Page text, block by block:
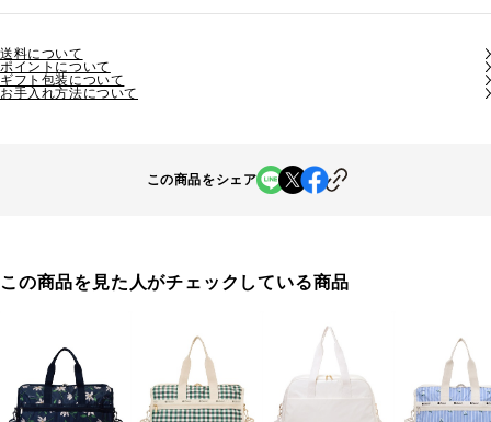
送料について
ポイントについて
ギフト包装について
お手入れ方法について
この商品をシェア
この商品を見た人がチェックしている商品